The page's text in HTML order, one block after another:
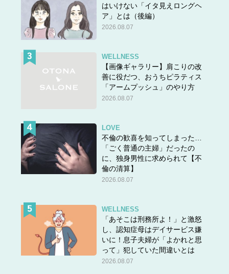
はいけない「イタ見えロングヘ
ア」とは（後編）
2026.08.07
WELLNESS
【画像ギャラリー】肩こりの改
善に役だつ、おうちピラティス
「アームプッシュ」のやり方
2026.08.07
LOVE
不倫の歓喜を知ってしまった…
「ごく普通の主婦」だったの
に、独身男性に求められて【不
倫の清算】
2026.08.07
WELLNESS
「あそこは刑務所よ！」と激怒
し、認知症母はデイサービス嫌
いに！息子夫婦が「よかれと思
って」犯していた間違いとは
2026.08.07